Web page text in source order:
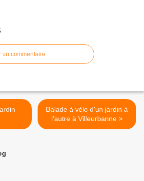
un commentaire
Balade à vélo d'un jardin à
l'autre à Villeurbanne >